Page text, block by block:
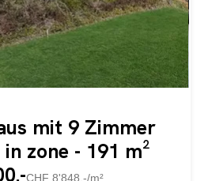
Tätigkeit oder mit der
zu vermieten und so eine
Verteilung erfolgt wie...
mit 9 Zimmer
zone - 191 m²
CHF 8'848.-/m²